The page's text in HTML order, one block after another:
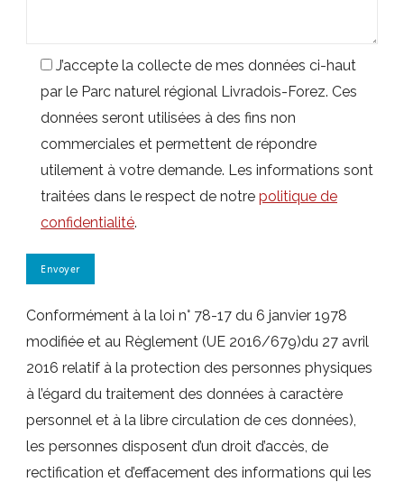
J’accepte la collecte de mes données ci-haut
par le Parc naturel régional Livradois-Forez. Ces
données seront utilisées à des fins non
commerciales et permettent de répondre
utilement à votre demande. Les informations sont
traitées dans le respect de notre politique de
confidentialité.
Conformément à la loi n° 78-17 du 6 janvier 1978
modifiée et au Règlement (UE 2016/679)du 27 avril
2016 relatif à la protection des personnes physiques
à l’égard du traitement des données à caractère
personnel et à la libre circulation de ces données),
les personnes disposent d’un droit d’accès, de
rectification et d’effacement des informations qui les